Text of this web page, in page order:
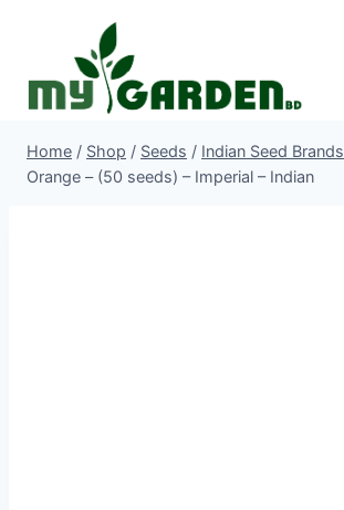
Home / Shop / Seeds / Indian Seed Brands
Orange – (50 seeds) – Imperial – Indian